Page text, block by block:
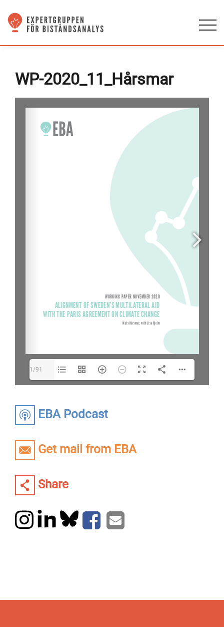
EBA Podcast
Get mail from EBA
Share
WP-2020_11_Hårsmar
1/91